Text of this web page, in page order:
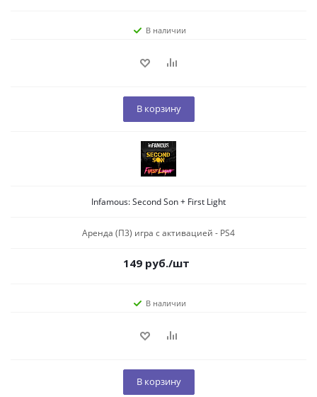
В наличии
В корзину
Infamous: Second Son + First Light
Аренда (П3) игра c активацией - PS4
149руб./шт
В наличии
В корзину